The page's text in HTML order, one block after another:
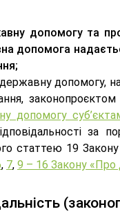
допомогу та
допомога
допомогу,
допомогу
за
статтею 19
, 7, 9 – 16 Закону «Про